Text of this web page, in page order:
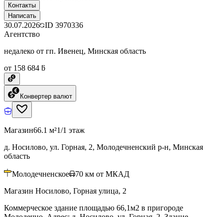
Контакты
Написать
30.07.2026 ID 3970336
Агентство
недалеко от гп. Ивенец, Минская область
от 158 684 ƃ
Конвертер валют
Магазин66.1 м²1/1 этаж
д. Носилово, ул. Горная, 2, Молодечненский р-н, Минская
область
Молодечненское 70 км от МКАД
Магазин Носилово, Горная улица, 2
Коммерческое здание площадью 66,1м2 в пригороде